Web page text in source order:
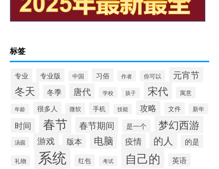
标签
专业 专业版 中国 习俗 作者 你可以 元宵节
冬天 冬季 唐代 学校 孩子 宋代 寓意
年龄 很多人 微软 手机 技能 攻略 文件 新年
时间 春节 春节期间 是一个 梦幻西游
汤圆 游戏 版本 电脑 疫情 的人 的是
礼物 系统 红包 考试 自己的 英语